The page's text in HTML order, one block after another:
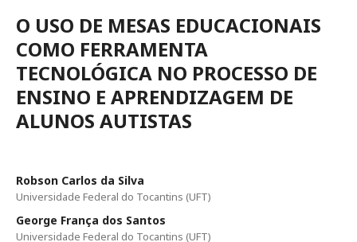
O USO DE MESAS EDUCACIONAIS
COMO FERRAMENTA
TECNOLÓGICA NO PROCESSO DE
ENSINO E APRENDIZAGEM DE
ALUNOS AUTISTAS
Robson Carlos da Silva
Universidade Federal do Tocantins (UFT)
George França dos Santos
Universidade Federal do Tocantins (UFT)